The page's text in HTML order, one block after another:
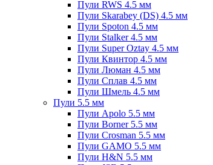
Пули RWS 4.5 мм
Пули Skarabey (DS) 4.5 мм
Пули Spoton 4.5 мм
Пули Stalker 4.5 мм
Пули Super Oztay 4.5 мм
Пули Квинтор 4.5 мм
Пули Люман 4.5 мм
Пули Сплав 4.5 мм
Пули Шмель 4.5 мм
Пули 5.5 мм
Пули Apolo 5.5 мм
Пули Borner 5.5 мм
Пули Crosman 5.5 мм
Пули GAMO 5.5 мм
Пули H&N 5.5 мм